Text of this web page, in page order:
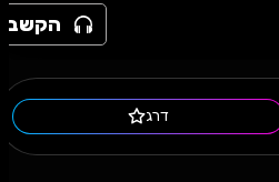
הקשב
דרג